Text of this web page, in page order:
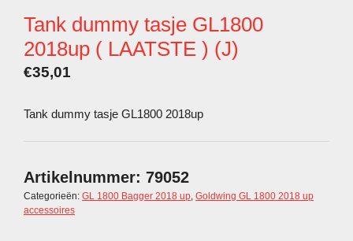
Tank dummy tasje GL1800
2018up ( LAATSTE ) (J)
€35,01
Tank dummy tasje GL1800 2018up
Artikelnummer: 79052
Categorieën: GL 1800 Bagger 2018 up, Goldwing GL 1800 2018 up
accessoires